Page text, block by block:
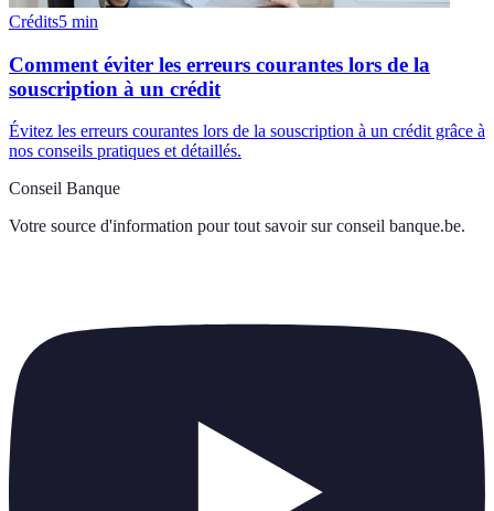
Crédits5 min
Comment éviter les erreurs courantes lors de la
souscription à un crédit
Évitez les erreurs courantes lors de la souscription à un crédit grâce à
nos conseils pratiques et détaillés.
Conseil Banque
Votre source d'information pour tout savoir sur conseil banque.be.